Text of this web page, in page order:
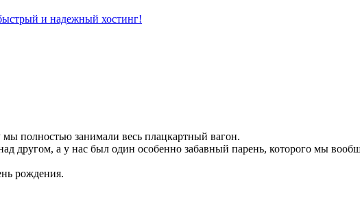
полностью занимали весь плацкартный вагон.
другом, а у нас был один особенно забавный парень, которого мы
рождения.